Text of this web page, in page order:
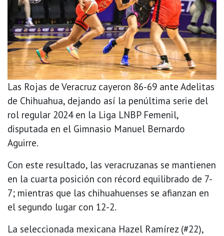
Las Rojas de Veracruz cayeron 86-69 ante Adelitas
de Chihuahua, dejando así la penúltima serie del
rol regular 2024 en la Liga LNBP Femenil,
disputada en el Gimnasio Manuel Bernardo
Aguirre.
Con este resultado, las veracruzanas se mantienen
en la cuarta posición con récord equilibrado de 7-
7; mientras que las chihuahuenses se afianzan en
el segundo lugar con 12-2.
La seleccionada mexicana Hazel Ramírez (#22),